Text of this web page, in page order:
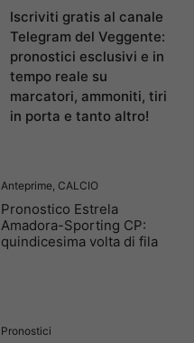
Iscriviti gratis al canale
Telegram del Veggente:
pronostici esclusivi e in
tempo reale su
marcatori, ammoniti, tiri
in porta e tanto altro!
Anteprime, CALCIO
Pronostico Estrela
Amadora-Sporting CP:
quindicesima volta di fila
Pronostici